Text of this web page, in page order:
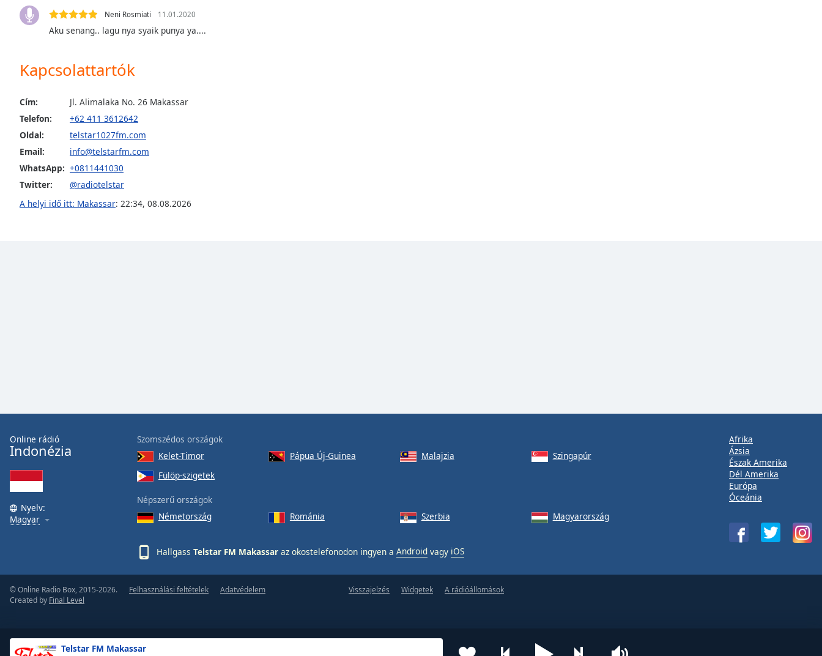
dialog
cancel
close
window.
Color
Opacity
Font
Size
Text
Edge
Close
Telstar FM Makassar
Neni Rosmiati 11.01.2020
Aku senang.. lagu nya syaik punya ya....
Kapcsolattartók
Cím:
Jl. Alimalaka No. 26 Makassar
Telefon:
+62 411 3612642
Oldal:
telstar1027fm.com
Email:
info@telstarfm.com
WhatsApp: +0811441030
Twitter:
@radiotelstar
A helyi idő itt: Makassar: 22:34, 08.08.2026
Online rádió
Indonézia
Nyelv:
Magyar
Szomszédos országok
Kelet-Timor
Pápua Új-Guinea Malajzia
Szingapúr
Fülöp-szigetek
Népszerű országok
Németország
Románia Szerbia Magyarország
Hallgass Telstar FM Makassar az okostelefonodon ingyen a Android vagy iOS
Afrika
Ázsia
Észak Amerika
Dél Amerika
Európa
Óceánia
© Online Radio Box, 2015-2026.
Created by Final Level
Felhasználási feltételek Adatvédelem Visszajelzés Widgetek A rádióállomások